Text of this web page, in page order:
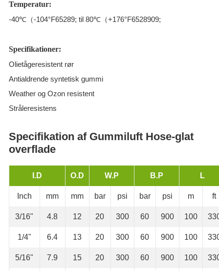
Temperatur:
-40℃（-104°F65289; til 80℃（+176°F6528909;
Specifikationer:
Olietågeresistent rør
Antialdrende syntetisk gummi
Weather og Ozon resistent
Stråleresistens
Specifikation af Gummiluft Hose-glat
overflade
I.D O.D W.P B.P L
Inch mm mm bar psi bar psi m ft
3/16" 4.8 12 20 300 60 900 100
1/4" 6.4 13 20 300 60 900 100
5/16" 7.9 15 20 300 60 900 100